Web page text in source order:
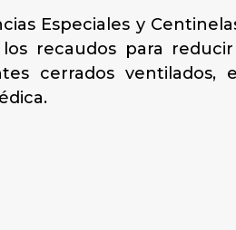
Especiales y
recaudos para
cerrados ventilados,